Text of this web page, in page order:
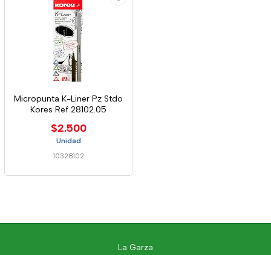
Micropunta K-Liner Pz Stdo
Kores Ref 28102.05
$2.500
Unidad
10328102
La Garza